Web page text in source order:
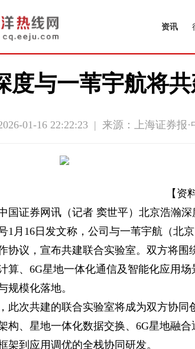
资讯
度与一苇宇航将
01-16 22:22:23 | 来源：上海证券报·
【资
国证券网讯（记者 窦世平）北京浩瀚
1月16日发文称，公司与一苇宇航（北
协议，宣布共建联合实验室。双方将
算、6G星地一体化通信及智能化应用
规模化落地。
此次共建的联合实验室将成为双方协
构、星地一体化数据交换、6G星地融
架到应用调优的全栈协同研发。